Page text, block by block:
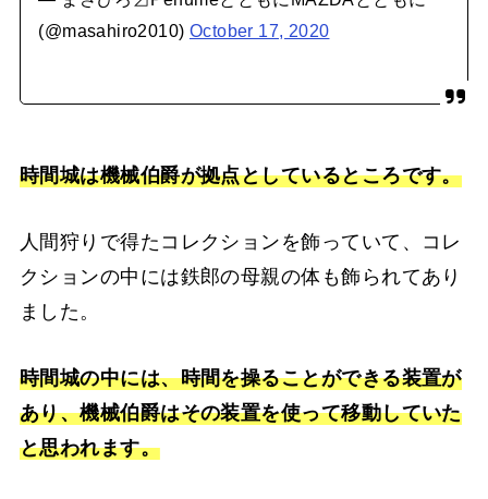
(@masahiro2010) October 17, 2020
時間城は機械伯爵が拠点としているところです。
人間狩りで得たコレクションを飾っていて、コレ
クションの中には鉄郎の母親の体も飾られてあり
ました。
時間城の中には、時間を操ることができる装置が
あり、機械伯爵はその装置を使って移動していた
と思われます。